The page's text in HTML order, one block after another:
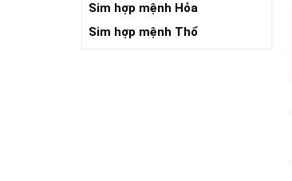
Sim hợp mệnh Hỏa
Sim hợp mệnh Thổ